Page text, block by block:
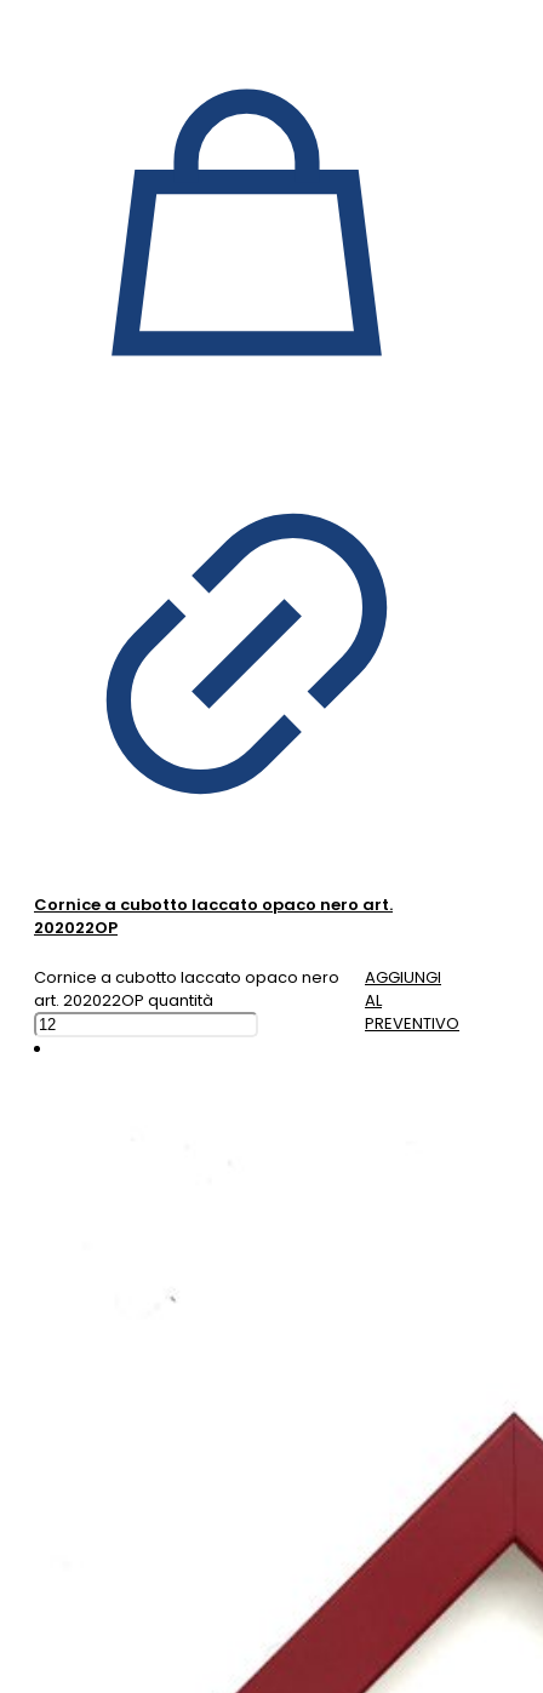
Cornice a cubotto laccato opaco nero art.
202022OP
Cornice a cubotto laccato opaco nero
art. 202022OP quantità
AGGIUNGI
AL
PREVENTIVO